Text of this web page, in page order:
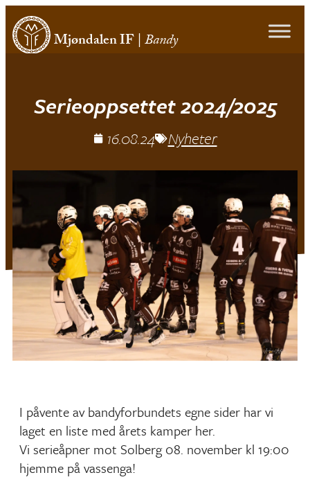
Mjøndalen IF|Bandy
Serieoppsettet 2024/2025
16.08.24 Nyheter
I påvente av bandyforbundets egne sider har vi
laget en liste med årets kamper her.
Vi serieåpner mot Solberg 08. november kl 19:00
hjemme på vassenga!